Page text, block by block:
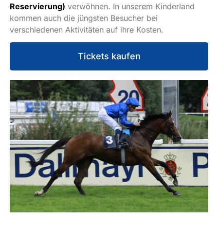
Reservierung) verwöhnen. In unserem Kinderland
kommen auch die jüngsten Besucher bei
verschiedenen Aktivitäten auf ihre Kosten.
Tickets kaufen